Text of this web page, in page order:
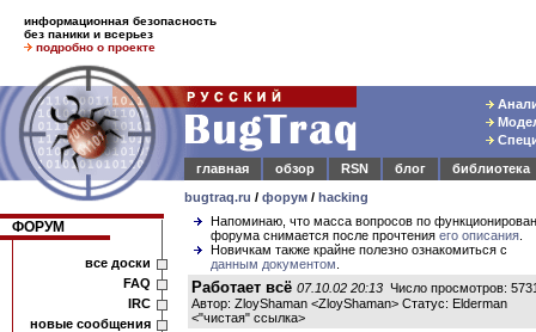
информационная безопасность
без паники и всерьез
подробно о проекте
главная
обзор RSN блог
библиотека
bugtraq.ru / форум / hacking
ФОРУМ
все доски
FAQ
IRC
новые сообщения
Напоминаю, что масса вопросов по
форума снимается после прочтения его описания
Новичкам также крайне полезно ознакомиться с
данным документом
Работает всё 07.10.02 20:13 Число просмотров:
Автор: ZloyShaman <ZloyShaman> Статус: Elderman
<"чистая" ссылка>